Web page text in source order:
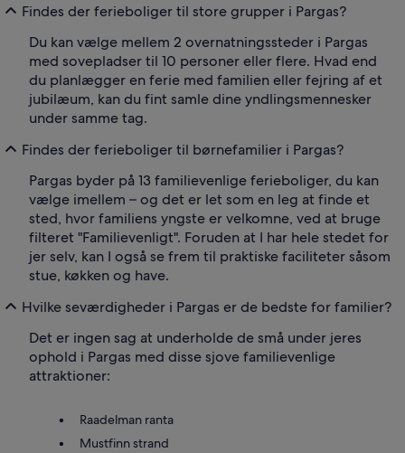
Findes der ferieboliger til store grupper i Pargas?
Du kan vælge mellem 2 overnatningssteder i Pargas
med sovepladser til 10 personer eller flere. Hvad end
du planlægger en ferie med familien eller fejring af et
jubilæum, kan du fint samle dine yndlingsmennesker
under samme tag.
Findes der ferieboliger til børnefamilier i Pargas?
Pargas byder på 13 familievenlige ferieboliger, du kan
vælge imellem – og det er let som en leg at finde et
sted, hvor familiens yngste er velkomne, ved at bruge
filteret "Familievenligt". Foruden at I har hele stedet for
jer selv, kan I også se frem til praktiske faciliteter såsom
stue, køkken og have.
Hvilke seværdigheder i Pargas er de bedste for familier?
Det er ingen sag at underholde de små under jeres
ophold i Pargas med disse sjove familievenlige
attraktioner:
Raadelman ranta
Mustfinn strand